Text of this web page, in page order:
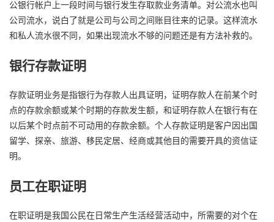
公银行帐户上一段时间与银行发生存取款业务清单。对公流水也叫
公司流水，说白了就是公司与公司之间账目往来的记录。这样流水
和私人流水很不同，如果出现流水不够的问题还是有方法补救的。
银行存款证明
存款证明业务是指银行为存款人出具证明，证明存款人在前某个时
点的存款余额或某个时期的存款发生额，和证明存款人在银行有在
以后某个时点前不可动用的存款余额。个人存款证明是客户因出国
留学、探亲、旅游、移民定居、经商或其他目的需要开具的资信证
明。
员工在职证明
在职证明是我国公民在日常生产生活经营活动中，所需要的对个在